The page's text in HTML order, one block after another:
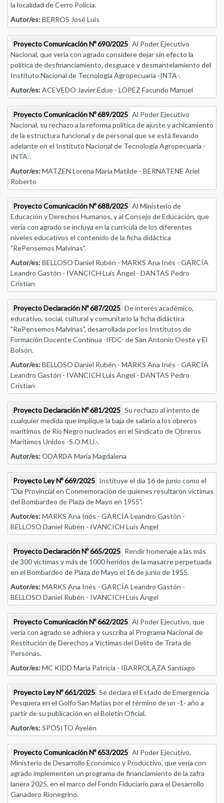
la localidad de Cerro Policía.
Autor/es:BERROS José Luis
Proyecto Comunicación Nº 690/2025 Al Poder Ejecutivo
Nacional, que vería con agrado considere dejar sin efecto la
política de desfinanciamiento, desguace y desmantelamiento del
Instituto Nacional de Tecnología Agropecuaria -INTA-.
Autor/es:ACEVEDO Javier Edue - LÓPEZ Facundo Manuel
Proyecto Comunicación Nº 689/2025 Al Poder Ejecutivo
Nacional, su rechazo a la reforma política de ajuste y achicamiento
de la estructura funcional y de personal que se está llevando
adelante en el Instituto Nacional de Tecnología Agropecuaria -
INTA-.
Autor/es:MATZEN Lorena María Matilde - BERNATENE Ariel
Roberto
Proyecto Comunicación Nº 688/2025 Al Ministerio de
Educación y Derechos Humanos, y al Consejo de Educación, que
vería con agrado se incluya en la currícula de los diferentes
niveles educativos el contenido de la ficha didáctica
"RePensemos Malvinas".
Autor/es:BELLOSO Daniel Rubén - MARKS Ana Inés - GARCÍA
Leandro Gastón - IVANCICH Luis Ángel - DANTAS Pedro
Cristian
Proyecto Declaración Nº 687/2025 De interés académico,
educativo, social, cultural y comunitario la ficha didáctica
"RePensemos Malvinas", desarrollada por los Institutos de
Formación Docente Continua -IFDC- de San Antonio Oeste y El
Bolsón.
Autor/es:BELLOSO Daniel Rubén - MARKS Ana Inés - GARCÍA
Leandro Gastón - IVANCICH Luis Ángel - DANTAS Pedro
Cristian
Proyecto Declaración Nº 681/2025 Su rechazo al intento de
cualquier medida que implique la baja de salario a los obreros
marítimos de Río Negro nucleados en el Sindicato de Obreros
Marítimos Unidos -S.O.M.U.-.
Autor/es:ODARDA María Magdalena
Proyecto Ley Nº 669/2025 Instituye el día 16 de junio como el
"Día Provincial en Conmemoración de quienes resultaron víctimas
del Bombardeo de Plaza de Mayo en 1955".
Autor/es:MARKS Ana Inés - GARCÍA Leandro Gastón -
BELLOSO Daniel Rubén - IVANCICH Luis Ángel
Proyecto Declaración Nº 665/2025 Rendir homenaje a las más
de 300 víctimas y más de 1000 heridos de la masacre perpetuada
en el Bombardeo de Plaza de Mayo el 16 de junio de 1955.
Autor/es:MARKS Ana Inés - GARCÍA Leandro Gastón -
BELLOSO Daniel Rubén - IVANCICH Luis Ángel
Proyecto Comunicación Nº 662/2025 Al Poder Ejecutivo, que
vería con agrado se adhiera y suscriba al Programa Nacional de
Restitución de Derechos a Víctimas del Delito de Trata de
Personas.
Autor/es:MC KIDD María Patricia - IBARROLAZA Santiago
Proyecto Ley Nº 661/2025 Se declara el Estado de Emergencia
Pesquera en el Golfo San Matías por el término de un -1- año a
partir de su publicación en el Boletín Oficial.
Autor/es:SPÓSITO Ayelén
Proyecto Comunicación Nº 653/2025 Al Poder Ejecutivo,
Ministerio de Desarrollo Económico y Productivo, que vería con
agrado implementen un programa de financiamiento de la zafra
lanera 2025, en el marco del Fondo Fiduciario para el Desarrollo
Ganadero Rionegrino.